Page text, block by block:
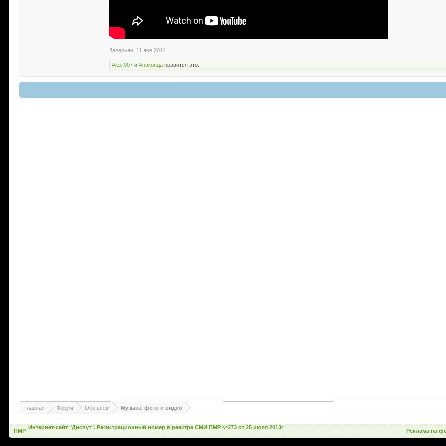
Валерьян 11 янв 2014
Alex 007 иАнаконда нравится это.
Главная Форум Обо всём Музыка, фото и видео
ПМР
Интернет-сайт "Диспут". Регистрационный номер в реестре СМИ ПМР №273 от 25 июля 2013г
Реклама на